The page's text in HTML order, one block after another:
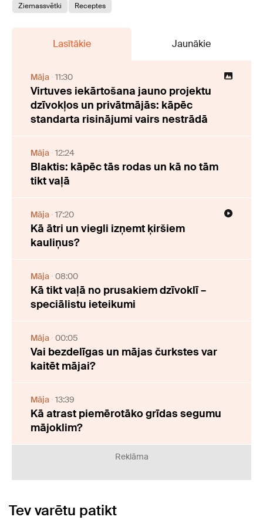
Ziemassvētki Receptes
Lasītākie Jaunākie
Māja 11:30
Virtuves iekārtošana jauno projektu
dzīvokļos un privātmājās: kāpēc
standarta risinājumi vairs nestrādā
Māja 12:24
Blaktis: kāpēc tās rodas un kā no tām
tikt vaļā
Māja 17:20
Kā ātri un viegli izņemt ķiršiem
kauliņus?
Māja 08:00
Kā tikt vaļā no prusakiem dzīvoklī –
speciālistu ieteikumi
Māja 00:05
Vai bezdelīgas un mājas čurkstes var
kaitēt mājai?
Māja 13:39
Kā atrast piemērotāko grīdas segumu
mājoklim?
Reklāma
Tev varētu patikt